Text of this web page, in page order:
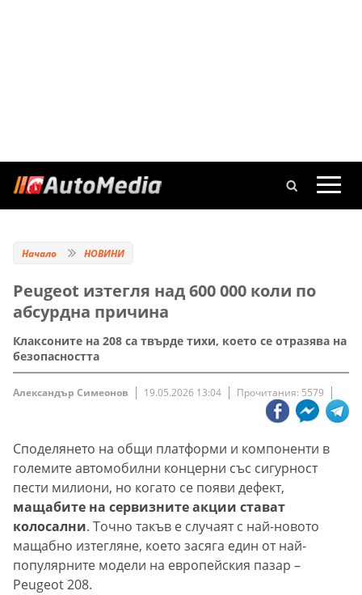
Начало НОВИНИ
Peugeot изтегля над 600 000 коли по
абсурдна причина
Клаксоните на 208 са твърде тихи, което се отразява на
безопасността
Александър Симеонов 19.05.2026 13:04 Прочитания: 5579
Споделянето на общи платформи и компоненти в
големите автомобилни концерни със сигурност
пести милиони, но когато се появи дефект,
мащабите на сервизните акции стават
колосални. Точно такъв е случаят с най-новото
мащабно изтегляне, което засяга един от най-
популярните модели на европейския пазар –
Peugeot 208.